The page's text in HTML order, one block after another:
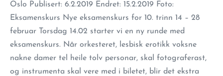
Oslo Publisert: 6.2.2019 Endret: 15.2.2019 Foto:
Eksamenskurs Nye eksamenskurs for 10. trinn 14 – 28
februar Torsdag 14.02 starter vi en ny runde med
eksamenskurs. Når orkesteret, lesbisk erotikk voksne
nakne damer tel heile tolv personar, skal fotograferast,
og instrumenta skal vere med i biletet, blir det ekstra